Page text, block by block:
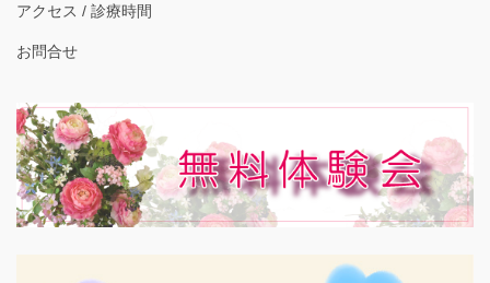
アクセス / 診療時間
お問合せ